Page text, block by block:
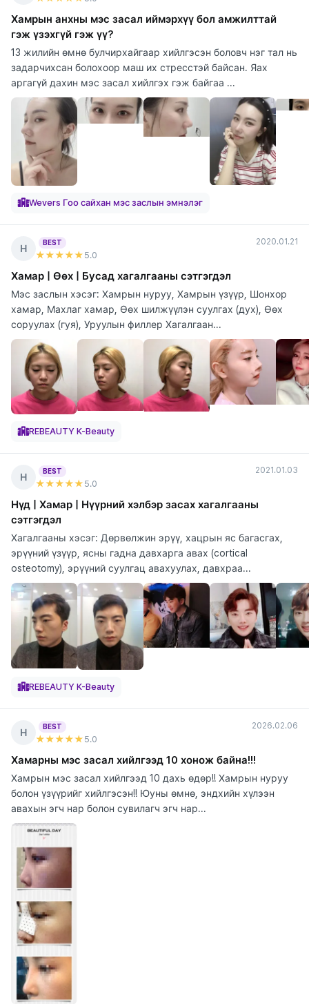
Хамрын анхны мэс засал иймэрхүү бол амжилттай
гэж үзэхгүй гэж үү?
13 жилийн өмнө булчирхайгаар хийлгэсэн боловч нэг тал нь
задарчихсан болохоор маш их стресстэй байсан. Яах
аргагүй дахин мэс засал хийлгэх гэж байгаа ...
Wevers Гоо сайхан мэс заслын эмнэлэг
Н
BEST
★★★★★ 5.0
2020.01.21
Хамар | Өөх | Бусад хагалгааны сэтгэгдэл
Мэс заслын хэсэг: Хамрын нуруу, Хамрын үзүүр, Шонхор
хамар, Махлаг хамар, Өөх шилжүүлэн суулгах (дух), Өөх
соруулах (гуя), Уруулын филлер Хагалгаан...
REBEAUTY K-Beauty
Н
BEST
★★★★★ 5.0
2021.01.03
Нүд | Хамар | Нүүрний хэлбэр засах хагалгааны
сэтгэгдэл
Хагалгааны хэсэг: Дөрвөлжин эрүү, хацрын яс багасгах,
эрүүний үзүүр, ясны гадна давхарга авах (cortical
osteotomy), эрүүний суулгац авахуулах, давхраа...
REBEAUTY K-Beauty
Н
BEST
★★★★★ 5.0
2026.02.06
Хамарны мэс засал хийлгээд 10 хонож байна!!!
Хамрын мэс засал хийлгээд 10 дахь өдөр!! Хамрын нуруу
болон үзүүрийг хийлгэсэн!! Юуны өмнө, эндхийн хүлээн
авахын эгч нар болон сувилагч эгч нар...